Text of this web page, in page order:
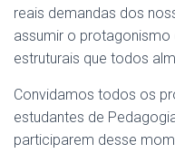
reais demandas dos
assumir o
estruturais que todos
Convidamos todos os
estudantes de
participarem desse